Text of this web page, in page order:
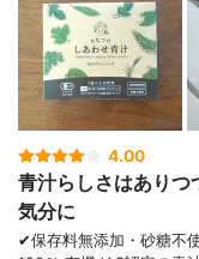
4.00
青汁らしさはありつ
気分に
✔︎保存料無添加・砂糖不